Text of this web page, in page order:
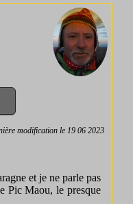
modification le 19 06 2023
et je ne parle pas
Pic Maou, le presque